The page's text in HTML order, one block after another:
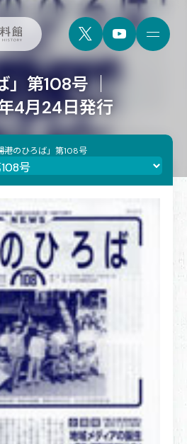
」第108号 ｜
4月24日発行
港のひろば」第108号